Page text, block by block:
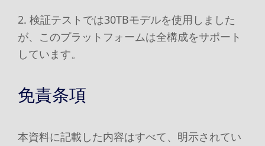
2. 検証テストでは30TBモデルを使用しました
が、このプラットフォームは全構成をサポート
しています。
免責条項
本資料に記載した内容はすべて、明示されてい